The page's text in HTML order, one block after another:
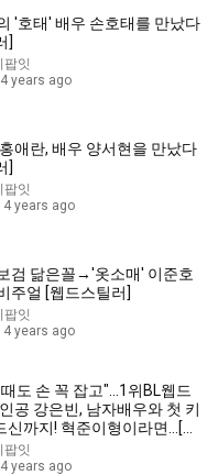
(eng)
'호태' 배우 손호태를 만났다
]
팝잇
years ago
애란, 배우 양서현을 만났다
]
팝잇
4 years ago
검 닮은꼴→'옷소매' 이준호
주얼 [웹드스틸러]
팝잇
4 years ago
도 손 꼭 잡고"...1위BL웹드
공 강은빈, 남자배우와 첫 키
신까지! 혁준이형이라면...[웹
팝잇
years ago